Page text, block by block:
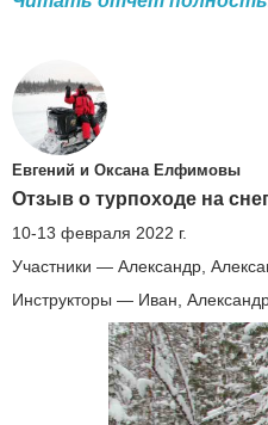
Евгений и Оксана Елфимовы
Отзыв о турпоходе на
10-13 февраля 2022 г.
Участники — Александр,
Инструкторы — Иван,